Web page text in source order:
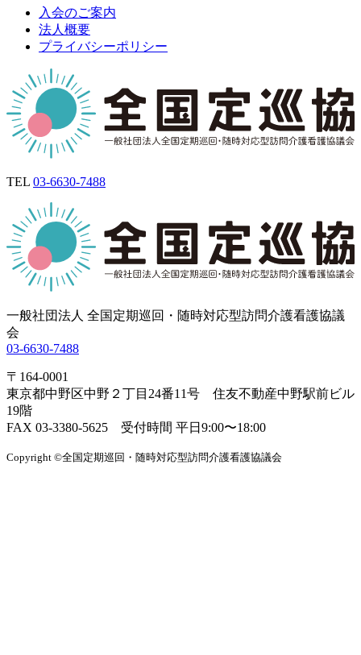
入会のご案内
法人概要
プライバシーポリシー
TEL 03-6630-7488
一般社団法人 全国定期巡回・随時対応型訪問介護看護協議
会
03-6630-7488
〒164-0001
東京都中野区中野２丁目24番11号 住友不動産中野駅前ビル
19階
FAX 03-3380-5625 受付時間 平日9:00〜18:00
Copyright ©全国定期巡回・随時対応型訪問介護看護協議会